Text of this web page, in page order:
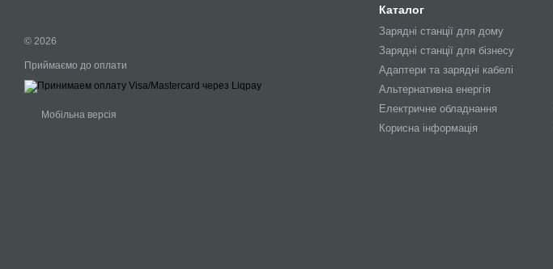
© 2026
Приймаємо до оплати
Мобільна версія
Каталог
Зарядні станції для дому
Зарядні станції для бізнесу
Адаптери та зарядні кабелі
Альтернативна енергія
Електричне обладнання
Корисна інформація